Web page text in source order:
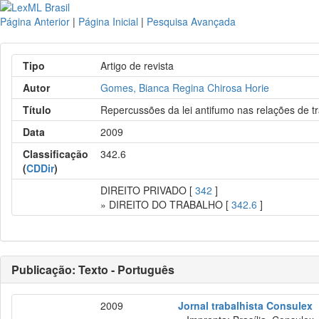
Página Anterior | Página Inicial | Pesquisa Avançada
Tipo
Artigo de revista
Autor
Gomes, Bianca Regina Chirosa Horie
Título
Repercussões da lei antifumo nas relações de
Data
2009
Classificação
(CDDir)
342.6
DIREITO PRIVADO [342 ]
» DIREITO DO TRABALHO [342.6 ]
Publicação: Texto - Português
2009
Jornal trabalhista Consulex